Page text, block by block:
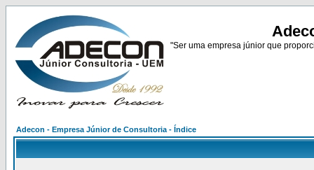
"Ser uma empresa júnior que
Adecon - Empresa Júnior de Consultoria - Índice